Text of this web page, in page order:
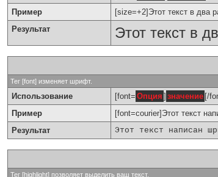
Пример
[size=+2]Этот текст в два
Результат
Этот текст в
Тег [font] изменяет шрифт.
Использование [font= Опция ] значение [/
Пример
[font=courier]Этот текст
Результат
Этот текст написан
Тег [highlight] позволяет выделить ваш текст.